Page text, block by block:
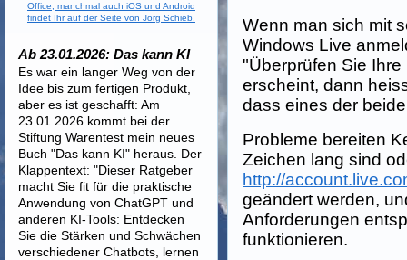
Wenn man sich mit
Windows Live
"Überprüfen Sie
erscheint, dann
dass eines der
Probleme bereiten
Zeichen lang sind
http://
geändert werden,
Anforderungen
funktionieren.
Office, manchmal auch iOS und Android
findet Ihr auf der Seite von Jörg Schieb.
Ab 23.01.2026: Das kann KI
Es war ein langer Weg von der
Idee bis zum fertigen Produkt,
aber es ist geschafft: Am
23.01.2026 kommt bei der
Stiftung Warentest mein neues
Buch "Das kann KI" heraus. Der
Klappentext: "Dieser Ratgeber
macht Sie fit für die praktische
Anwendung von ChatGPT und
anderen KI-Tools: Entdecken
Sie die Stärken und Schwächen
verschiedener Chatbots, lernen